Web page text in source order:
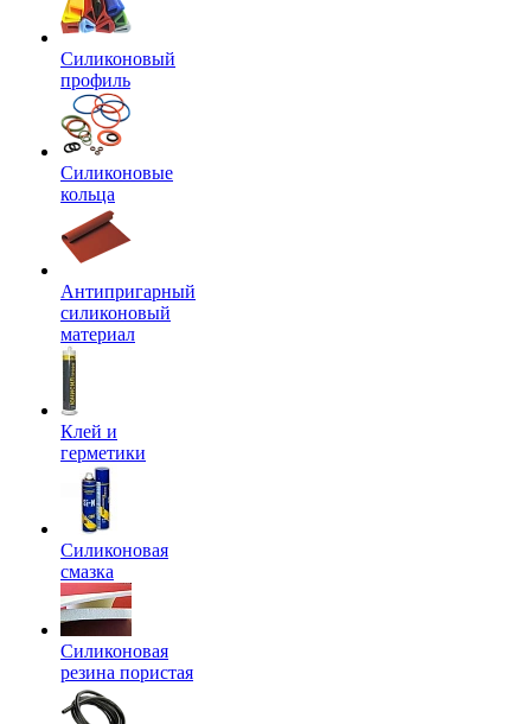
Силиконовый
профиль
Силиконовые
кольца
Антипригарный
силиконовый
материал
Клей и
герметики
Силиконовая
смазка
Силиконовая
резина пористая